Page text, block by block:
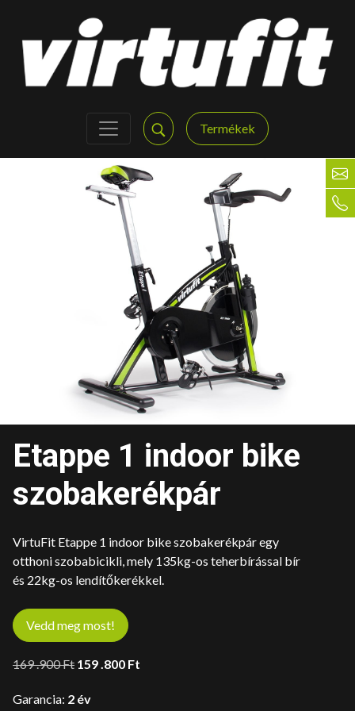
Termékek
Etappe 1 indoor bike
szobakerékpár
VirtuFit Etappe 1 indoor bike szobakerékpár egy
otthoni szobabicikli, mely 135kg-os teherbírással bír
és 22kg-os lendítőkerékkel.
Vedd meg most!
169 .900Ft Original
was:
159 .800 Ft
Garancia: 2 év